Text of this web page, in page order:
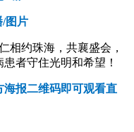
/图片
相约珠海，共襄盛会，
者守住光明和希望！
报二维码即可观看直